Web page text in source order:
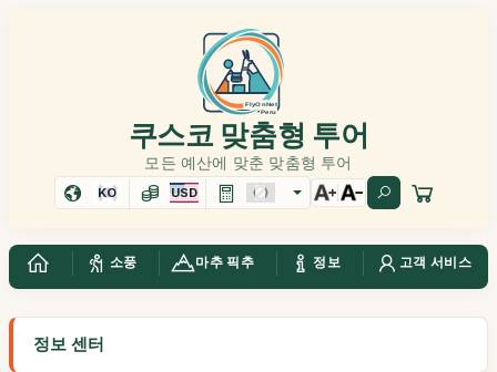
쿠스코 맞춤형 투어
모든 예산에 맞춘 맞춤형 투어
KO USD
소풍 마추 픽추 정보 고객 서비스
정보 센터